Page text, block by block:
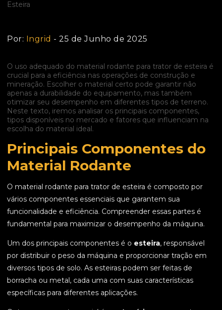
Por: Ingrid - 25 de Junho de 2025
O uso adequado do material rodante para trator de esteira é
crucial para a eficiência nas operações de construção e
mineração. Escolher o material certo pode garantir não
apenas a durabilidade do equipamento, mas também
otimizar seu desempenho em diferentes tipos de terreno.
Neste texto, iremos analisar os principais componentes,
tipos disponíveis no mercado e fatores que influenciam na
escolha do material ideal.
Principais Componentes do
Material Rodante
O material rodante para trator de esteira é composto por
vários componentes essenciais que garantem sua
funcionalidade e eficiência. Compreender essas partes é
fundamental para maximizar o desempenho da máquina.
Um dos principais componentes é o esteira, responsável
por distribuir o peso da máquina e proporcionar tração em
diversos tipos de solo. As esteiras podem ser feitas de
borracha ou metal, cada uma com suas características
específicas para diferentes aplicações.